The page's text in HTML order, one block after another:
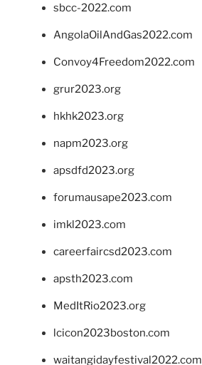
sbcc-2022.com
AngolaOilAndGas2022.com
Convoy4Freedom2022.com
grur2023.org
hkhk2023.org
napm2023.org
apsdfd2023.org
forumausape2023.com
imkl2023.com
careerfaircsd2023.com
apsth2023.com
MedItRio2023.org
lcicon2023boston.com
waitangidayfestival2022.com